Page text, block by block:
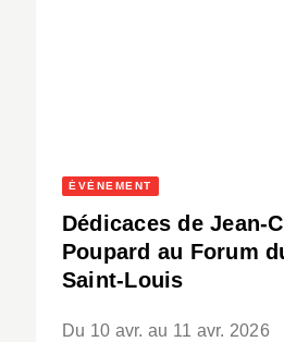
ÉVÈNEMENT
Dédicaces de Jean-
Poupard au Forum
Saint-Louis
Du 10 avr. au 11 avr. 2026